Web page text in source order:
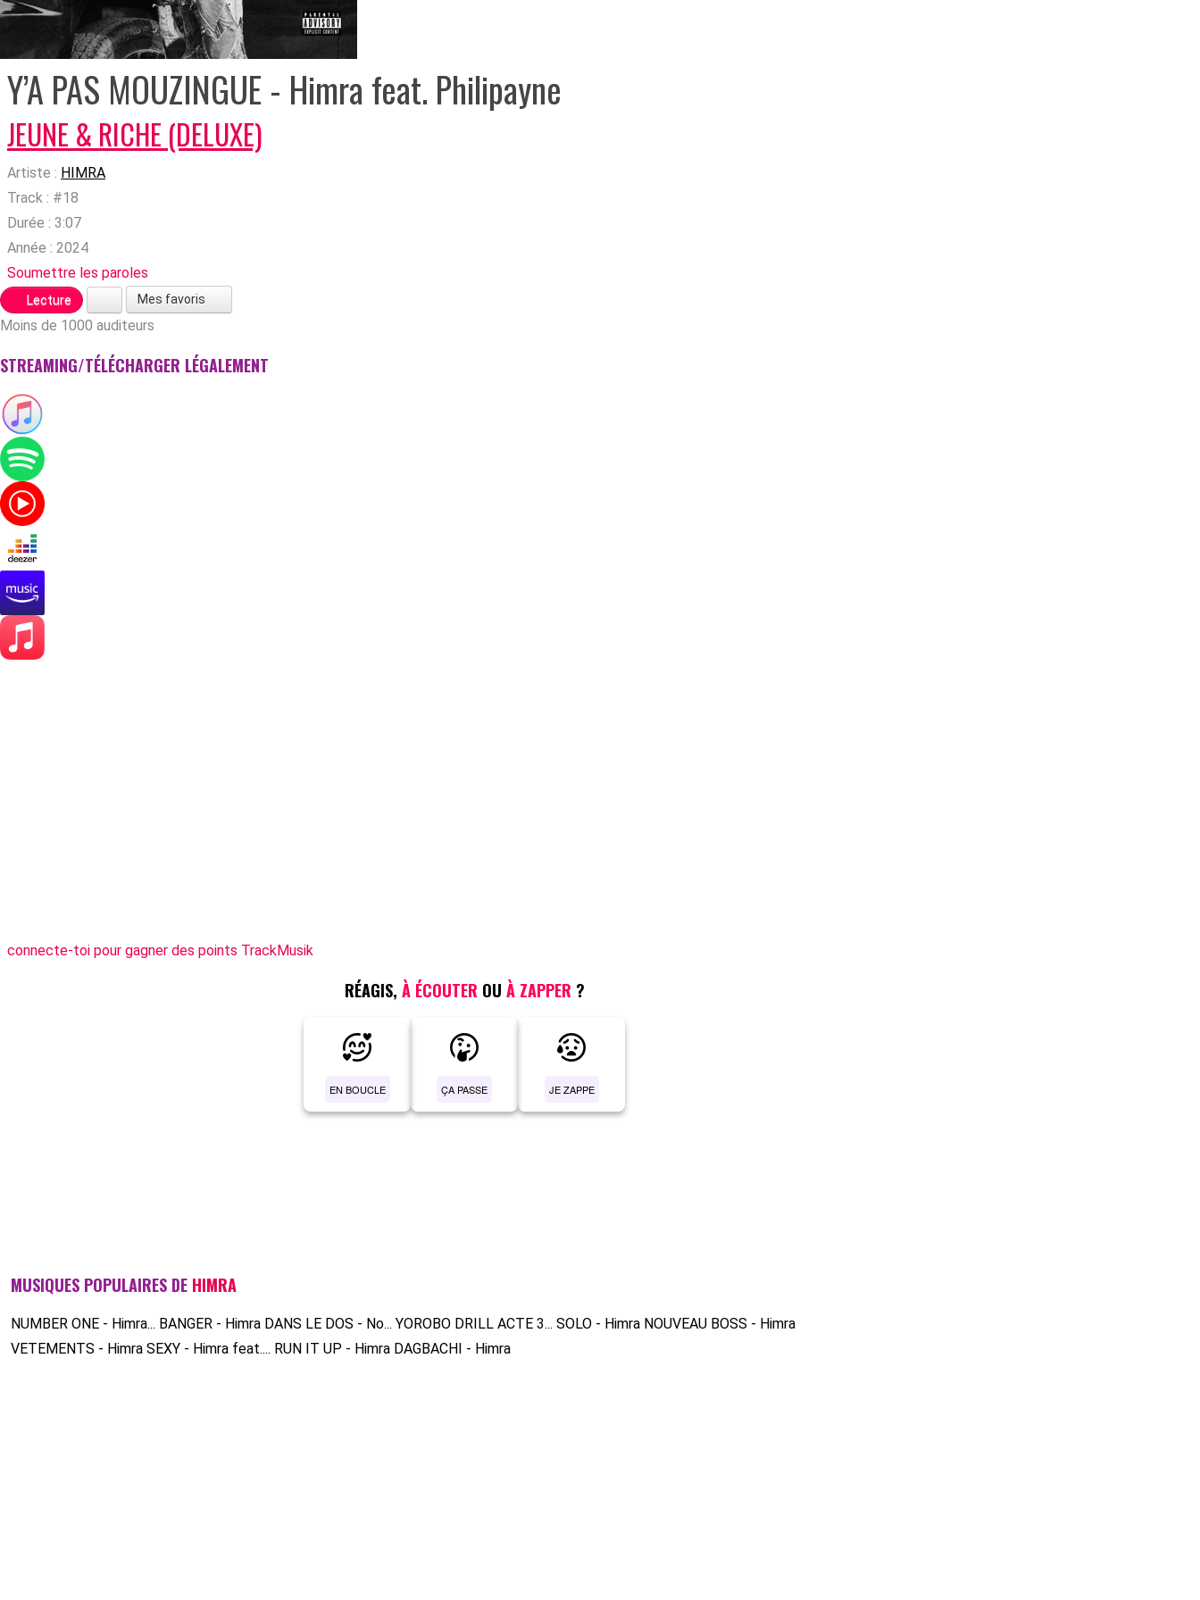
Y’A PAS MOUZINGUE - Himra feat. Philipayne
JEUNE & RICHE (DELUXE)
Artiste : HIMRA
Track : #18
Durée : 3:07
Année : 2024
Soumettre les paroles
Lecture Mes favoris
Moins de 1000 auditeurs
STREAMING/TÉLÉCHARGER LÉGALEMENT
connecte-toi pour gagner des points TrackMusik
RÉAGIS, À ÉCOUTER OU À ZAPPER ?
EN BOUCLE ÇA PASSE JE ZAPPE
MUSIQUES POPULAIRES DE HIMRA
NUMBER ONE - Himra... BANGER - Himra DANS LE DOS - No... YOROBO DRILL ACTE 3... SOLO - Himra NOUVEAU BOSS - Himra
VETEMENTS - Himra SEXY - Himra feat.... RUN IT UP - Himra DAGBACHI - Himra